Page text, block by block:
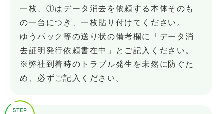
一枚、①はデータ消去を依頼する本体そのも
の一台につき、一枚貼り付けてください。
ゆうパック等の送り状の備考欄に「データ消
去証明発行依頼書在中」とご記入ください。
※弊社到着時のトラブル発生を未然に防ぐた
め、必ずご記入ください。